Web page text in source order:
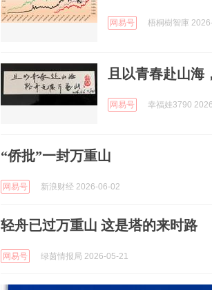
网易号 梧桐樹智庫
且以青春赴山海
网易号 幸福娃3790
“侨批”一封万重山
网易号 新浪财经 2026-06-02
轻舟已过万重山 这是塔的来时路
网易号 绿茵情报局 2026-05-21